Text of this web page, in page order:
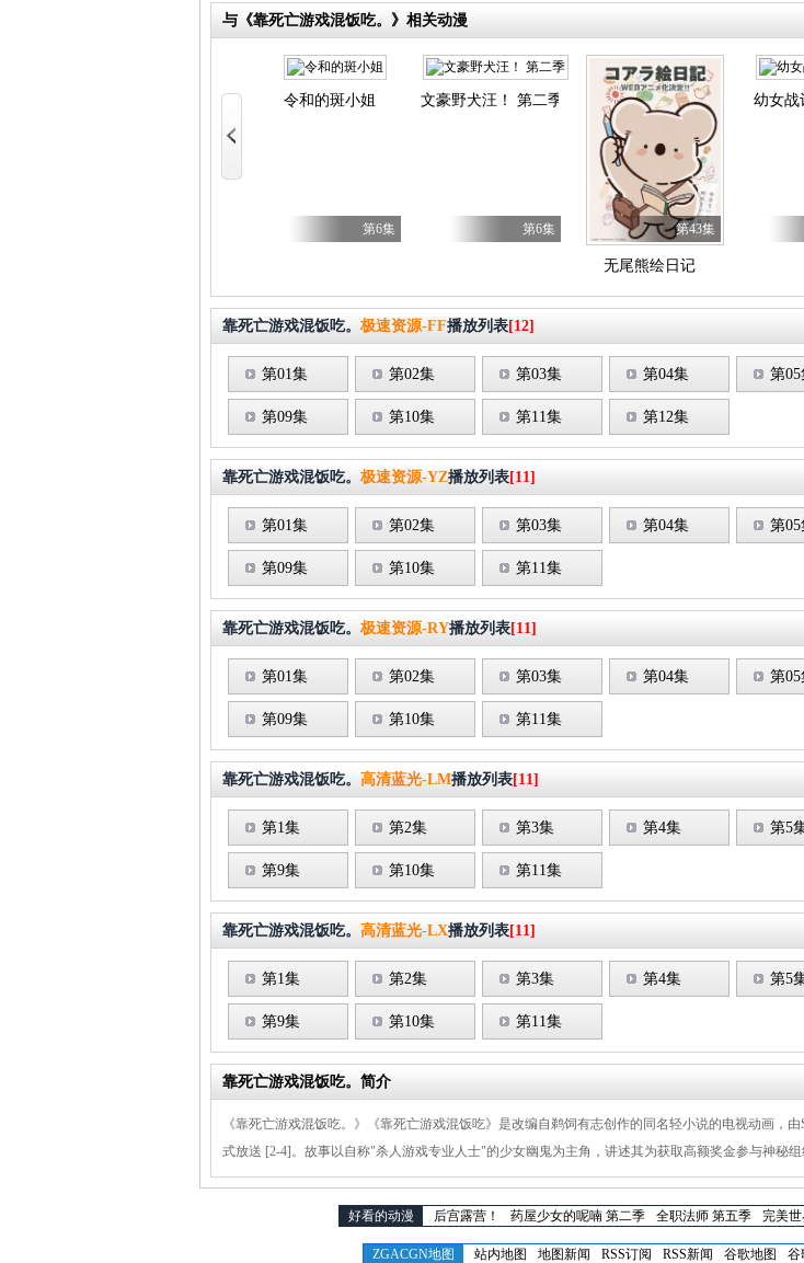
与《靠死亡游戏混饭吃。》相关动漫
与奔驰于透明之夜的你，谈一场看不见的恋爱。
令和的斑小姐
第6集
文豪野犬汪！ 第二季
第6集
无尾熊绘日记
第43集
幼女战
靠死亡游戏混饭吃。极速资源-FF播放列表[12]
第01集 第02集 第03集 第04集 第05
第09集 第10集 第11集 第12集
靠死亡游戏混饭吃。极速资源-YZ播放列表[11]
第01集 第02集 第03集 第04集 第05
第09集 第10集 第11集
靠死亡游戏混饭吃。极速资源-RY播放列表[11]
第01集 第02集 第03集 第04集 第05
第09集 第10集 第11集
靠死亡游戏混饭吃。 高清蓝光-LM播放列表[11]
第1集 第2集 第3集 第4集 第5
第9集 第10集 第11集
靠死亡游戏混饭吃。 高清蓝光-LX播放列表[11]
第1集 第2集 第3集 第4集 第5
第9集 第10集 第11集
靠死亡游戏混饭吃。简介
《靠死亡游戏混饭吃。》《靠死亡游戏混饭吃》是改编自鹈饲有志创作的同名轻小说的电视动画，
式放送 [2-4]。故事以自称"杀人游戏专业人士"的少女幽鬼为主角，讲述其为获取高额奖金参与神秘
好看的动漫 后宫露营！ 药屋少女的呢喃 第二季 全职法师 第五季 完美
ZGACGN地图 站内地图 地图新闻 RSS订阅 RSS新闻 谷歌地图 谷